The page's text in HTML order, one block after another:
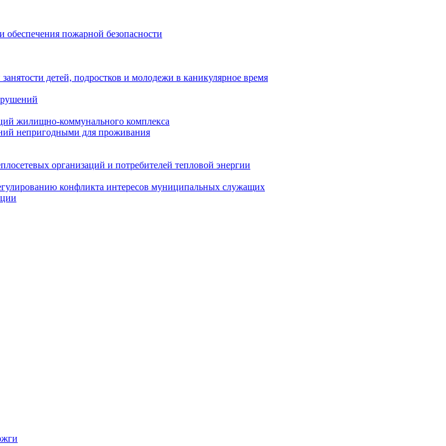
пожарной безопасности
детей, подростков и молодежи в каникулярное время
жилищно-коммунального комплекса
непригодными для проживания
организаций и потребителей тепловой энергии
конфликта интересов муниципальных служащих